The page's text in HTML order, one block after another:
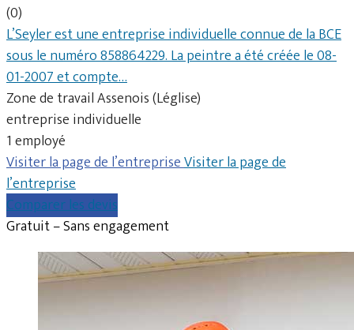
(0)
L’Seyler est une entreprise individuelle connue de la BCE
sous le numéro 858864229. La peintre a été créée le 08-
01-2007 et compte…
Zone de travail Assenois (Léglise)
entreprise individuelle
1 employé
Visiter la page de l’entrepriseVisiter la page de
l’entreprise
Comparer les devis
Gratuit – Sans engagement